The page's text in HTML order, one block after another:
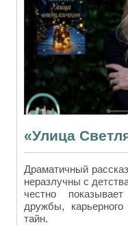
Драматичный
неразлучны с
честно
дружбы,
тайн.